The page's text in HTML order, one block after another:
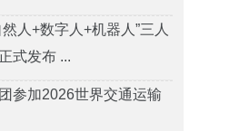
然人+数字人+机器人”三人
式发布 ...
参加2026世界交通运输